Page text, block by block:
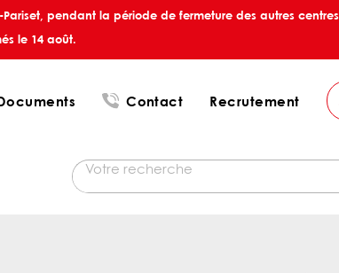
pendant la période de fermeture des autres
le 14 août.
Contact Recrutement